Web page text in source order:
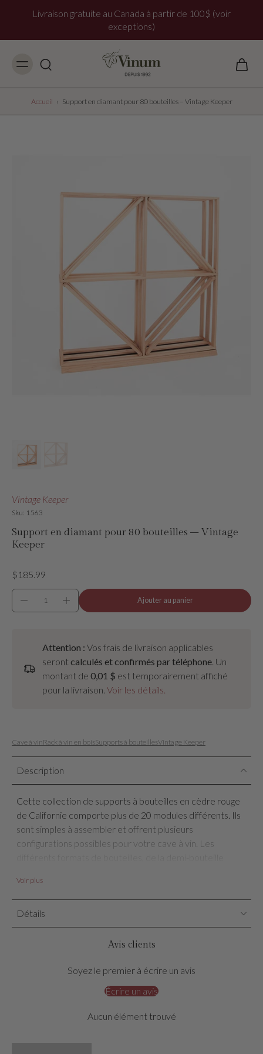
Livraison gratuite au Canada à partir de 100$ (voir
exceptions)
Accueil › Support en diamant pour 80 bouteilles – Vintage Keeper
Vintage Keeper
Sku: 1563
Support en diamant pour 80 bouteilles – Vintage
Keeper
$185.99
Ajouter au panier
Attention : Vos frais de livraison applicables
seront calculés et confirmés par téléphone. Un
montant de 0,01 $ est temporairement affiché
pour la livraison. Voir les détails.
Cave à vinRack à vin en boisSupports à bouteillesVintage Keeper
Description
Cette collection de supports à bouteilles en cèdre rouge
de Californie comporte plus de 20 modules différents. Ils
sont simples à assembler et offrent plusieurs
configurations possibles pour votre cave à vin. Les
peuvent être conservés dans leurs modules respectifs.
Capacité de 80 bouteilles
Les 4 séparateurs sont inclus.
Assemblage requis. Pièces d’assemblage et attaches de
fixation au mur incluses.
Voir plus
Détails
Avis clients
Soyez le premier à écrire un avis
Écrire un avis
Aucun élément trouvé